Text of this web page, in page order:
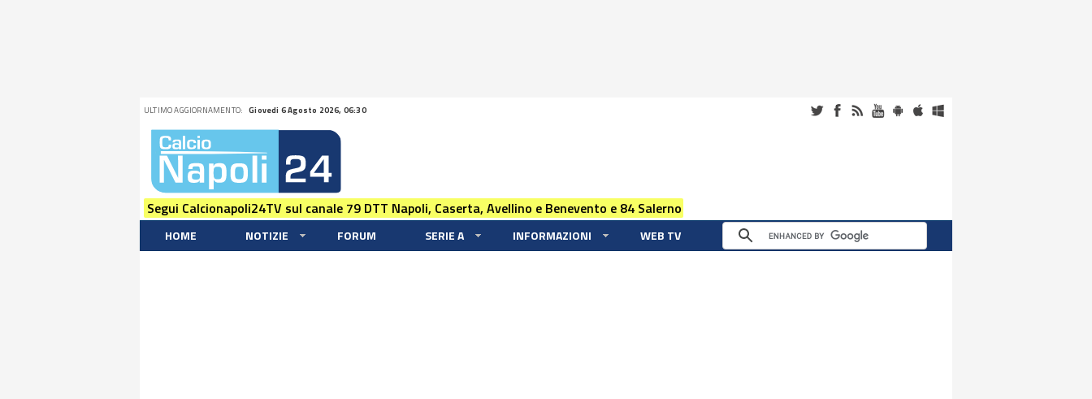
ULTIMO AGGIORNAMENTO: Giovedi 6 Agosto 2026, 06:30
Segui Calcionapoli24TV sul canale 79 DTT Napoli, Caserta, Avellino e Benevento e 84 Salerno
HOME NOTIZIE FORUM SERIE A INFORMAZIONI WEB TV